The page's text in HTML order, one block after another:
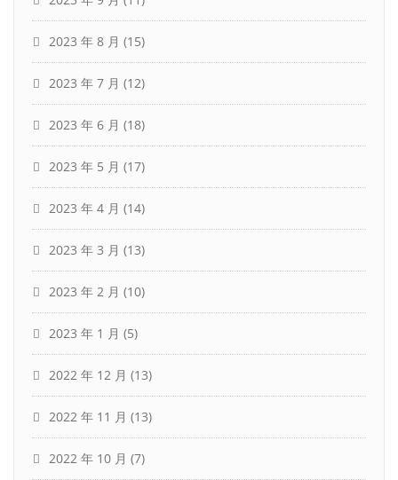
2023 年 8 月 (15)
2023 年 7 月 (12)
2023 年 6 月 (18)
2023 年 5 月 (17)
2023 年 4 月 (14)
2023 年 3 月 (13)
2023 年 2 月 (10)
2023 年 1 月 (5)
2022 年 12 月 (13)
2022 年 11 月 (13)
2022 年 10 月 (7)